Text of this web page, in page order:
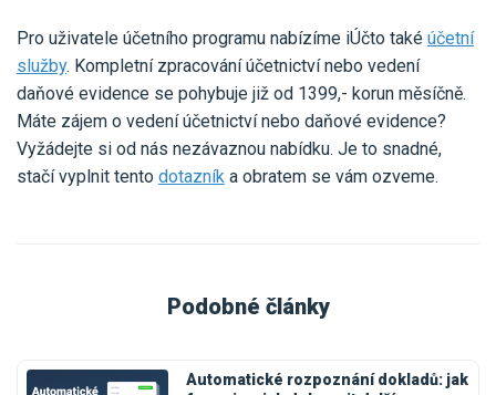
Pro uživatele účetního programu nabízíme iÚčto také účetní
služby. Kompletní zpracování účetnictví nebo vedení
daňové evidence se pohybuje již od 1399,- korun měsíčně.
Máte zájem o vedení účetnictví nebo daňové evidence?
Vyžádejte si od nás nezávaznou nabídku. Je to snadné,
stačí vyplnit tento dotazník a obratem se vám ozveme.
Podobné články
Automatické rozpoznání dokladů: jak